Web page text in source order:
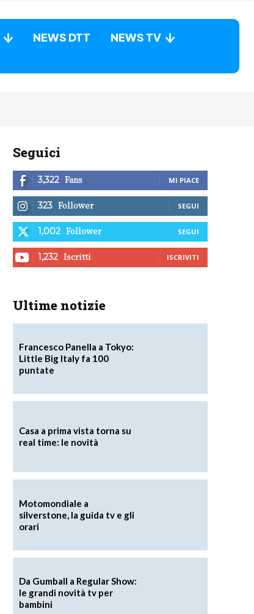
NEWS DTT
NEWS TV
Seguici
3,322 Fans MI PIACE
323 Follower SEGUI
1,002 Follower SEGUI
1,232 Iscritti ISCRIVITI
Ultime notizie
Francesco Panella a Tokyo:
Little Big Italy fa 100
puntate
Casa a prima vista torna su
real time: le novità
Motomondiale a
silverstone, la guida tv e gli
orari
Da Gumball a Regular Show:
le grandi novità tv per
bambini